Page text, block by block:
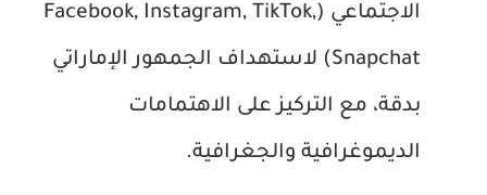
الاجتماعي (Facebook, Instagram, TikTok,
Snapchat) لاستهداف الجمهور الإماراتي
بدقة، مع التركيز على الاهتمامات
الديموغرافية والجغرافية.